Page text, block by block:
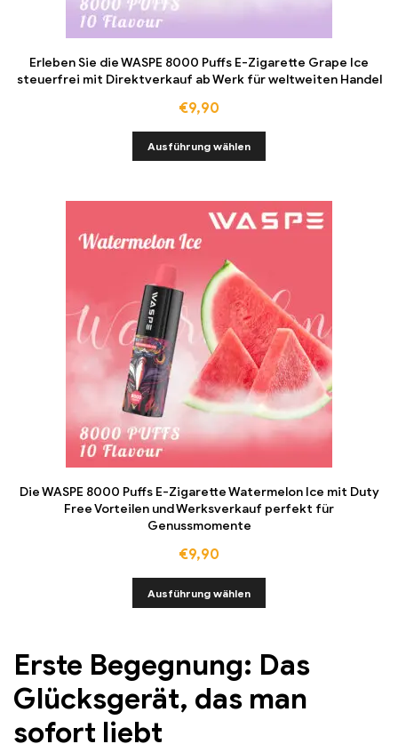
Erleben Sie die WASPE 8000 Puffs E-Zigarette Grape Ice
steuerfrei mit Direktverkauf ab Werk für weltweiten Handel
€9,90
Ausführung wählen
Die WASPE 8000 Puffs E-Zigarette Watermelon Ice mit Duty
Free Vorteilen und Werksverkauf perfekt für
Genussmomente
€9,90
Ausführung wählen
Erste Begegnung: Das
Glücksgerät, das man
sofort liebt